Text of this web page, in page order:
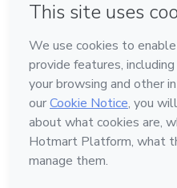
Feito com ❤ na Cidade do
Conheça a Hotmart
Idioma
Português